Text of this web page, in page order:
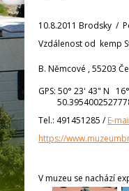
10.8.2011 Brodsky /
Vzdálenost od kemp
B. Němcové , 55203
GPS: 50° 23' 43" N
Tel.: 491451285 /E-
https://
V muzeu se nachází